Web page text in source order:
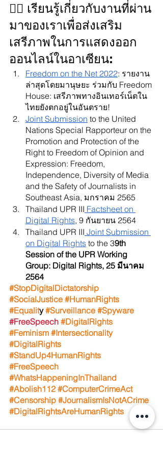
👉🏻 เรียนรู้เกี่ยวกับงานที่ผ่าน
มาของเราเพื่อส่งเสริม
เสรีภาพในการแสดงออก
ออนไลน์ในอาเซียน:
Freedom on the Net 2022: รายงาน
ล่าสุดโดยมานุษยะ ร่วมกับ Freedom
House: เสรีภาพทางอินเทอร์เน็ตใน
ไทยยังตกอยู่ในอันตราย!
Joint Submission to the United
Nations Special Rapporteur on the
Promotion and Protection of the
Right to Freedom of Opinion and
Expression: Freedom,
Independence, Diversity of Media
and the Safety of Journalists in
Southeast Asia, มกราคม 2565
Thailand UPR III Factsheet on
Digital Rights, 9 กันยายน 2564
Thailand UPR III Joint Submission
on Digital Rights to the 39th
Session of the UPR Working
Group: Digital Rights, 25 มีนาคม
2564
#StopDigitalDictatorship
#SocialJustice #HumanRights
#Equality #Surveillance #Spyware
#FreeSpeech #DigitalRights
#Feminism #Intersectionality
#DigitalRights
#StandUp4HumanRights
#FreeSpeech
#WhatsHappeningInThailand
#Abolish112 #ComputerCrimeAct
#Censorship #JournalismIsNotACrime
#DigitalRightsAreHumanRights